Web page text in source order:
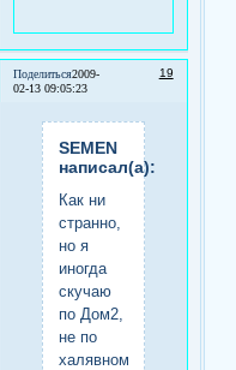
Поделиться 19
2009-
02-13 09:05:23
SEMEN
написал(а):
Как ни
странно,
но я
иногда
скучаю
по Дом2,
не по
халявному